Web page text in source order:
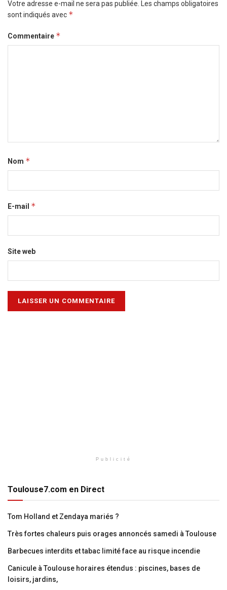
Votre adresse e-mail ne sera pas publiée. Les champs obligatoires
sont indiqués avec *
Commentaire *
Nom *
E-mail *
Site web
Publicité
Toulouse7.com en Direct
Tom Holland et Zendaya mariés ?
Très fortes chaleurs puis orages annoncés samedi à Toulouse
Barbecues interdits et tabac limité face au risque incendie
Canicule à Toulouse horaires étendus : piscines, bases de
loisirs, jardins,